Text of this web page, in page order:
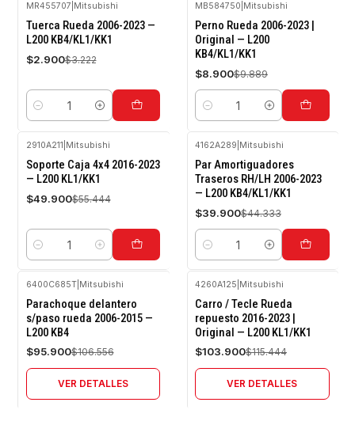
-10%
OFF
MR455707 Mitsubishi
Tuerca Rueda 2006-2023 —
L200 KB4/KL1/KK1
$2.900$3.222
Cantidad
-10%
OFF
MB584750 Mitsubishi
Perno Rueda 2006-2023 |
Original — L200
KB4/KL1/KK1
$8.900$9.889
Cantidad
-10%
OFF
2910A211 Mitsubishi
Soporte Caja 4x4 2016-2023
— L200 KL1/KK1
$49.900$55.444
Cantidad
-10%
OFF
4162A289 Mitsubishi
Par Amortiguadores
Traseros RH/LH 2006-2023
— L200 KB4/KL1/KK1
$39.900$44.333
Cantidad
-10%
OFF
Agotado
6400C685T| Mitsubishi
Parachoque delantero
s/paso rueda 2006-2015 —
L200 KB4
$95.900$106.556
VER DETALLES
-10%
OFF
Agotado
4260A125 Mitsubishi
Carro / Tecle Rueda
repuesto 2016-2023 |
Original — L200 KL1/KK1
$103.900$115.444
VER DETALLES